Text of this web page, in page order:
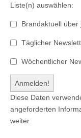
Liste(n) auswählen:
Brandaktuell
Täglicher
Wöchentlicher
Diese Daten
angeforderten
weiter.